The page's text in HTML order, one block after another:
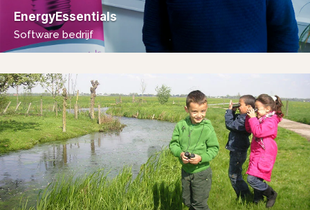
EnergyEssentials
Software bedrijf